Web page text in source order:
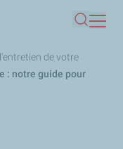
de votre
: notre guide pour